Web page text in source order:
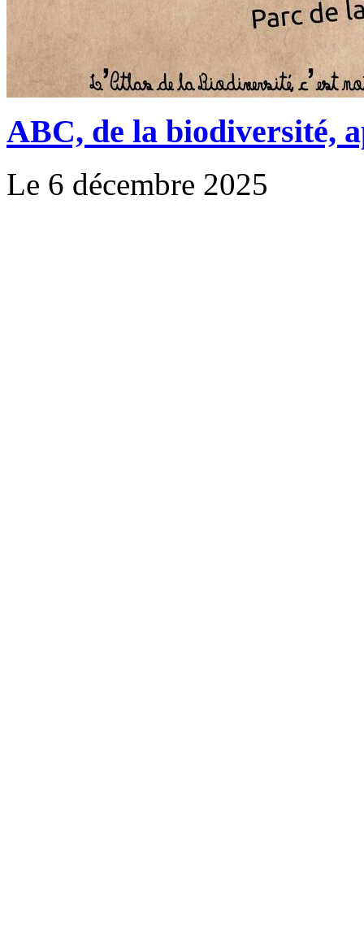
ABC, de la biodiversité,
Le 6 décembre 2025